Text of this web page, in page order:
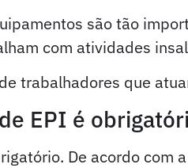
são tão
com atividades
trabalhadores que
EPI é
De acordo com